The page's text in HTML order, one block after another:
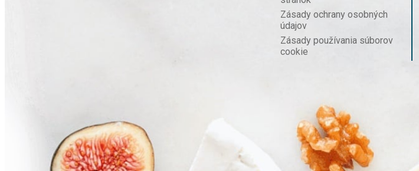
Zásady ochrany osobných
údajov
Zásady používania súborov
cookie